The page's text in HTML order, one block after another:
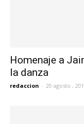
Homenaje a
la danza
redaccion - 20 agosto ,